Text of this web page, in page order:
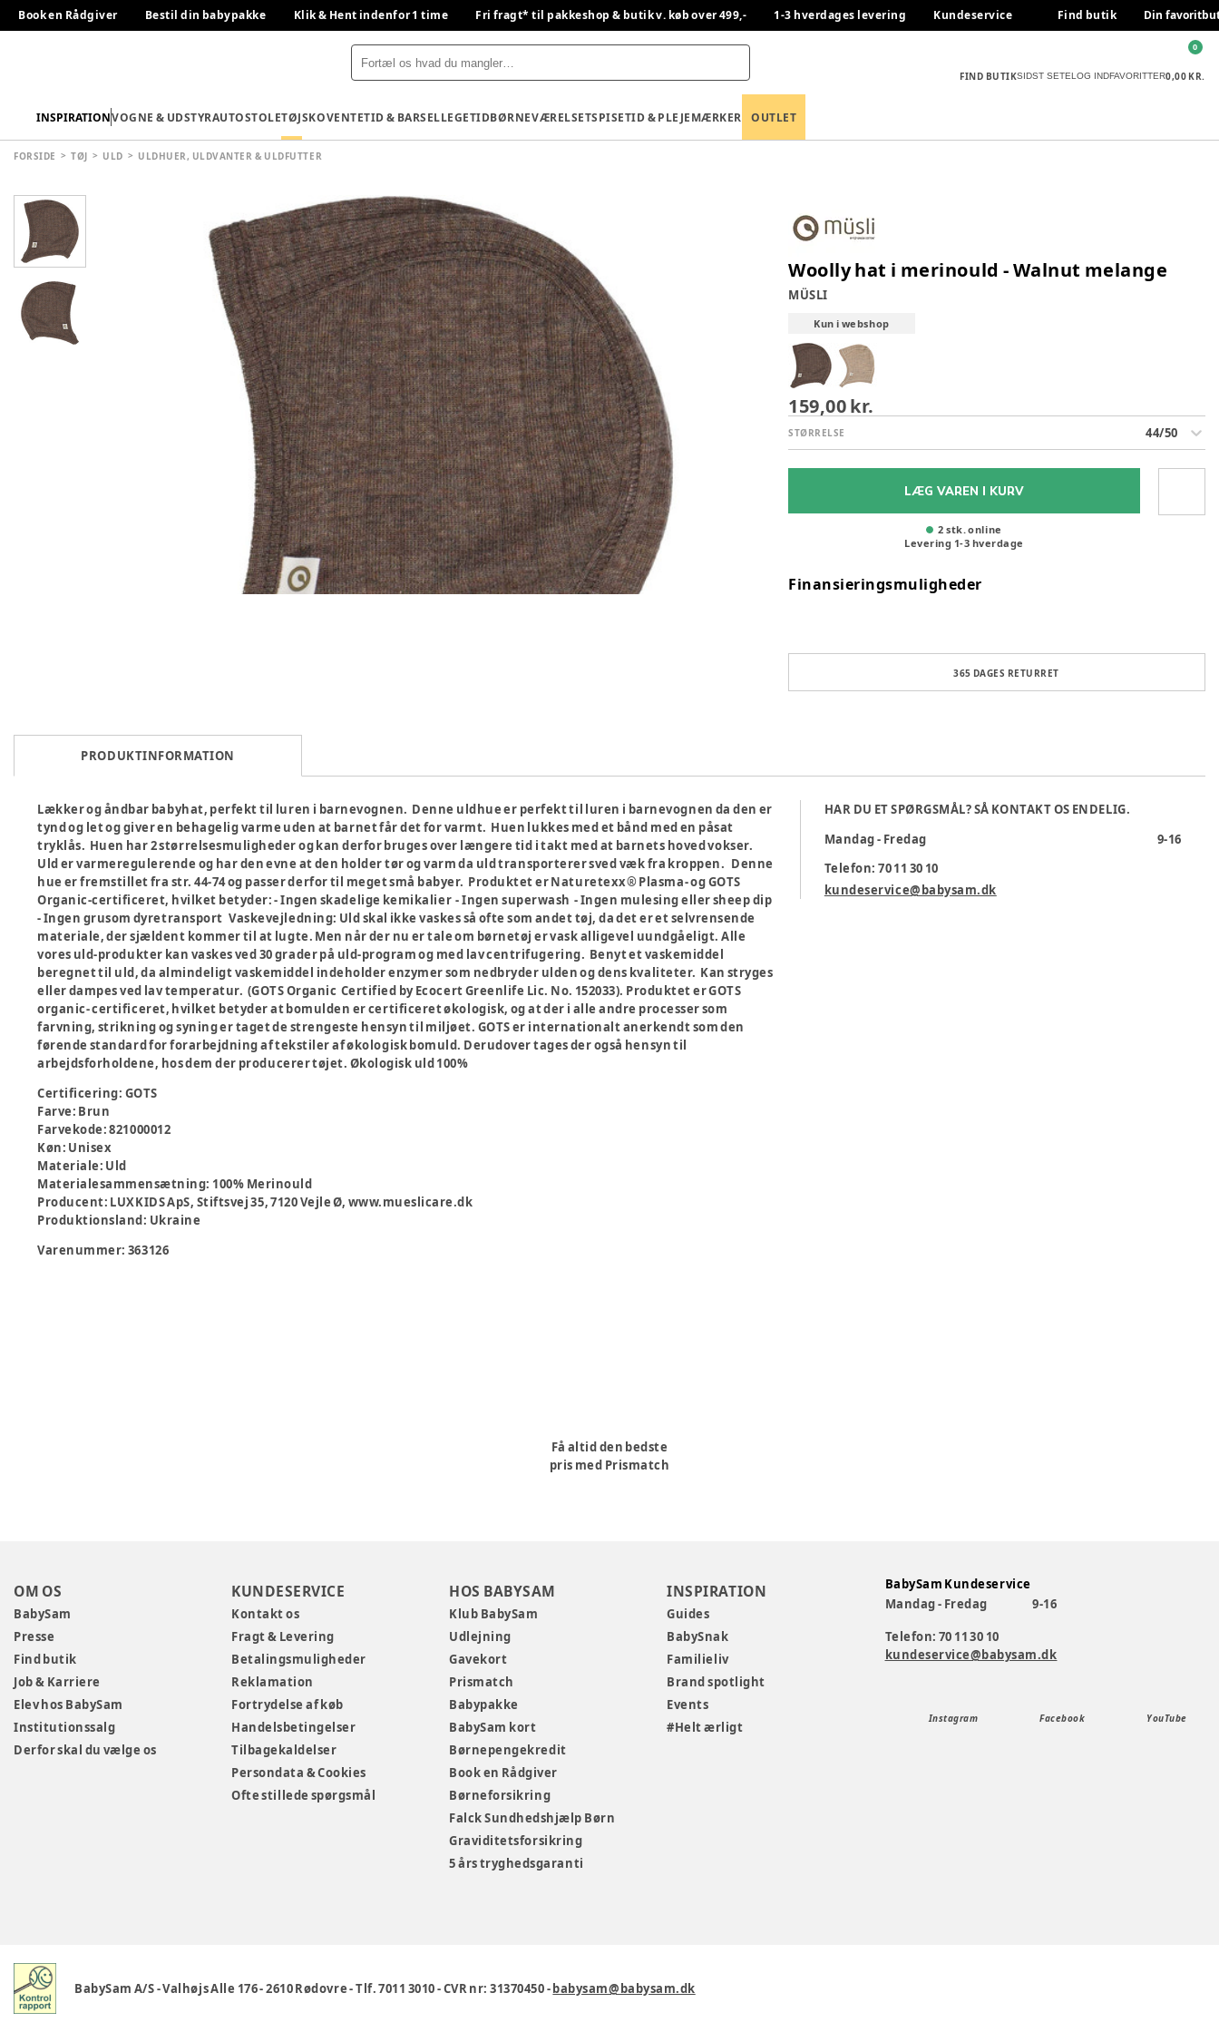
Book en Rådgiver Bestil din babypakke Klik & Hent indenfor 1 time Fri fragt* til pakkeshop & butik v. køb over 499,- 1-3 hverdages levering Kundeservice Find butik Din
FIND BUTIKSIDST SETELOG INDFAVORITTER0,00 KR.
0
INSPIRATIONVOGNE & UDSTYRAUTOSTOLETØJSKOVENTETID & BARSELLEGETIDBØRNEVÆRELSETSPISETID & PLEJEMÆRKER OUTLET
FORSIDE TØJ ULD ULDHUER, ULDVANTER & ULDFUTTER
Woolly hat i merinould - Walnut melange
MÜSLI
Kun i webshop
159,00 kr.
STØRRELSE 44/50
LÆG VAREN I KURV
2 stk. online
Levering 1-3 hverdage
Finansieringsmuligheder
365 DAGES RETURRET
PRODUKTINFORMATION
Lækker og åndbar babyhat, perfekt til luren i barnevognen. Denne uldhue er perfekt til luren i barnevognen da den er
tynd og let og giver en behagelig varme uden at barnet får det for varmt. Huen lukkes med et bånd med en påsat
tryklås. Huen har 2 størrelsesmuligheder og kan derfor bruges over længere tid i takt med at barnets hoved vokser.
Uld er varmeregulerende og har den evne at den holder tør og varm da uld transporterer sved væk fra kroppen. Denne
hue er fremstillet fra str. 44-74 og passer derfor til meget små babyer. Produktet er Naturetexx® Plasma- og GOTS
Organic-certificeret, hvilket betyder: - Ingen skadelige kemikalier - Ingen superwash - Ingen mulesing eller sheep dip
- Ingen grusom dyretransport Vaskevejledning: Uld skal ikke vaskes så ofte som andet tøj, da det er et selvrensende
materiale, der sjældent kommer til at lugte. Men når der nu er tale om børnetøj er vask alligevel uundgåeligt. Alle
vores uld-produkter kan vaskes ved 30 grader på uld-program og med lav centrifugering. Benyt et vaskemiddel
beregnet til uld, da almindeligt vaskemiddel indeholder enzymer som nedbryder ulden og dens kvaliteter. Kan stryges
eller dampes ved lav temperatur. (GOTS Organic Certified by Ecocert Greenlife Lic. No. 152033). Produktet er GOTS
organic- certificeret, hvilket betyder at bomulden er certificeret økologisk, og at der i alle andre processer som
farvning, strikning og syning er taget de strengeste hensyn til miljøet. GOTS er internationalt anerkendt som den
førende standard for forarbejdning af tekstiler af økologisk bomuld. Derudover tages der også hensyn til
arbejdsforholdene, hos dem der producerer tøjet. Økologisk uld 100%
Certificering: GOTS
Farve: Brun
Farvekode:821000012
Køn: Unisex
Materiale: Uld
Materialesammensætning: 100% Merinould
Producent: LUXKIDS ApS, Stiftsvej 35, 7120 Vejle Ø, www.mueslicare.dk
Produktionsland: Ukraine
Varenummer: 363126
HAR DU ET SPØRGSMÅL? SÅ KONTAKT OS ENDELIG.
Mandag - Fredag
9-16
Telefon: 70 11 30 10
kundeservice@babysam.dk
Få altid den bedste
pris med Prismatch
OM OS
BabySam
Presse
Find butik
Job & Karriere
Elev hos BabySam
Institutionssalg
Derfor skal du vælge os
KUNDESERVICE
Kontakt os
Fragt & Levering
Betalingsmuligheder
Reklamation
Fortrydelse af køb
Handelsbetingelser
Tilbagekaldelser
Persondata & Cookies
Ofte stillede spørgsmål
HOS BABYSAM
Klub BabySam
Udlejning
Gavekort
Prismatch
Babypakke
BabySam kort
Børnepengekredit
Book en Rådgiver
Børneforsikring
Falck Sundhedshjælp Børn
Graviditetsforsikring
5 års tryghedsgaranti
INSPIRATION
Guides
BabySnak
Familieliv
Brand spotlight
Events
#Helt ærligt
BabySam Kundeservice
Mandag - Fredag
9-16
Telefon: 70 11 30 10
kundeservice@babysam.dk
Instagram Facebook YouTube
BabySam A/S-Valhøjs Alle 176-2610 Rødovre-Tlf. 7011 3010-CVR nr: 31370450-babysam@babysam.dk